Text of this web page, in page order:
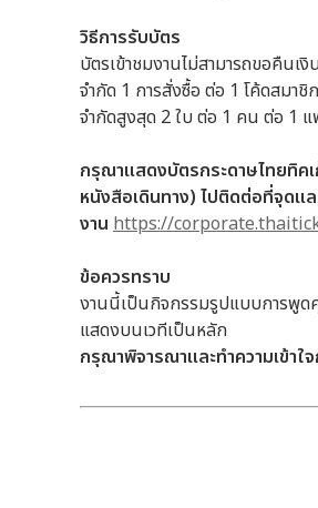
วิธีการรับบัตร
บัตรเข้าชมงานไม่สามารถขอคืนเ
จำกัด 1 การสั่งซื้อ ต่อ 1 โค้ดสมา
จำกัดสูงสุด 2 ใบ ต่อ 1 คน ต่อ 1
กรุณาแสดงบัตรกระดาษไทยทิค
หนังสือเดินทาง) ไปติดต่อที่จุดแ
งาน https://
ข้อควรทราบ
งานนี้เป็นกิจกรรมรูปแบบการพูด
แสดงบนเวทีเป็นหลัก
กรุณาพิจารณาและทำความเข้า